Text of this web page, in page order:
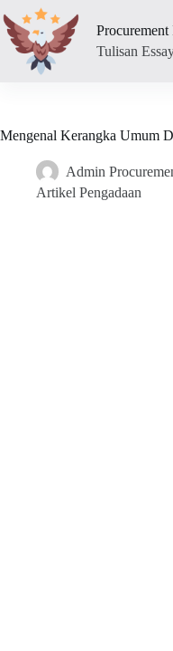
to
content
Procurement
Tulisan
Mengenal Kerangka Umum
Admin
Artikel Pengadaan